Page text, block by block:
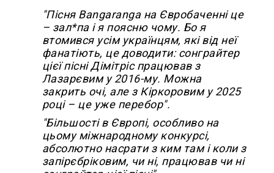
"Пісня Bangaranga на Євробаченні це
– зал*па і я поясню чому. Бо я
втомився усім українцям, які від неї
фанатіють, це доводити: сонграйтер
цієї пісні Дімітріс працював з
Лазарєвим у 2016-му. Можна
закрить очі, але з Кіркоровим у 2025
році – це уже перебор".
"Більшості в Європі, особливо на
цьому міжнародному конкурсі,
абсолютно насрати з ким там і коли з
запірєбріковим, чи ні, працював чи ні